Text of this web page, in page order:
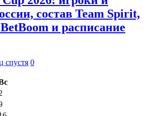
состав Team Spirit,
и расписание
спустя 0